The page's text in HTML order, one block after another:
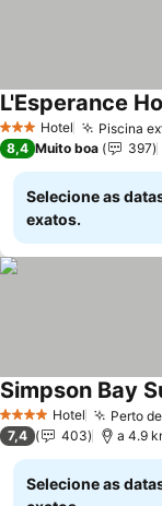
3 EstrelasHotel Piscina
L'Esperance
8,4 Muito boa 397
Selecione as
exatos.
4 EstrelasHotel Perto
Simpson Bay
7,4 403 a 4.9
Selecione as